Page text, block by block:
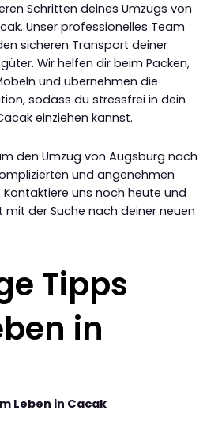
Schritten deines Umzugs von
Unser professionelles Team
sicheren Transport deiner
Wir helfen dir beim Packen,
und übernehmen die
sodass du stressfrei in dein
einziehen kannst.
den Umzug von Augsburg nach
und angenehmen
uns noch heute und
der Suche nach deiner neuen
Tipps
in
Leben in Cacak